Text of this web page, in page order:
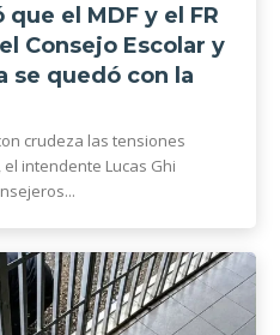
el MDF y el FR
Consejo Escolar y
se quedó con la
crudeza las tensiones
intendente Lucas Ghi